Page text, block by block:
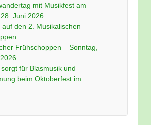
mit Musikfest am
Juni 2026
auf den 2. Musikalischen
Frühschoppen – Sonntag,
für Blasmusik und
beim Oktoberfest im